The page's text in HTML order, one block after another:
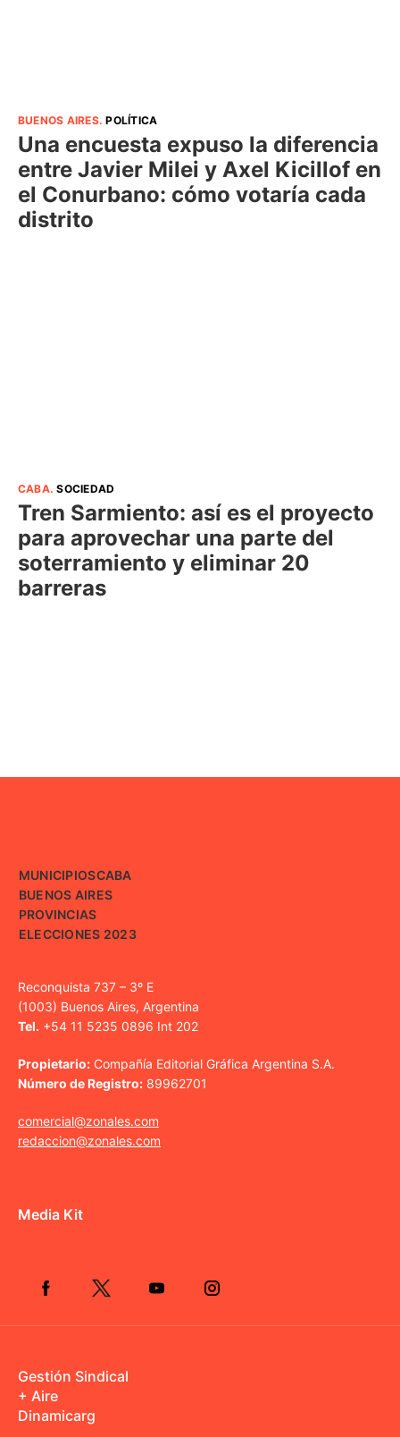
BUENOS AIRES.POLÍTICA
Una encuesta expuso la diferencia
entre Javier Milei y Axel Kicillof en
el Conurbano: cómo votaría cada
distrito
CABA.SOCIEDAD
Tren Sarmiento: así es el proyecto
para aprovechar una parte del
soterramiento y eliminar 20
barreras
MUNICIPIOSCABA
BUENOS AIRES
PROVINCIAS
ELECCIONES 2023
Reconquista 737 – 3º E
(1003) Buenos Aires, Argentina
Tel. +54 11 5235 0896 Int 202
Propietario: Compañía Editorial Gráfica Argentina S.A.
Número de Registro: 89962701
comercial@zonales.com
redaccion@zonales.com
Media Kit
Gestión Sindical
+ Aire
Dinamicarg